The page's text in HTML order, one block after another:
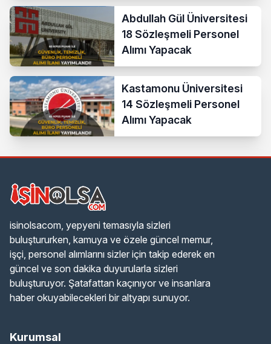
Abdullah Gül Üniversitesi
18 Sözleşmeli Personel
Alımı Yapacak
Kastamonu Üniversitesi
14 Sözleşmeli Personel
Alımı Yapacak
isinolsacom, yepyeni temasıyla sizleri
buluştururken, kamuya ve özele güncel memur,
işçi, personel alımlarını sizler için takip ederek en
güncel ve son dakika duyurularla sizleri
buluşturuyor. Şatafattan kaçınıyor ve insanlara
haber okuyabilecekleri bir altyapı sunuyor.
Kurumsal